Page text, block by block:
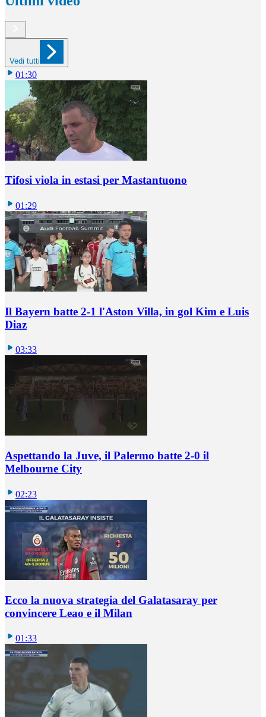
Vedi tutti
01:30
Tifosi viola in estasi per Mastantuono
01:29
Il Bayern batte 2-1 l'Aston Villa, in gol Kim e Luis
Diaz
03:33
Aspettando la Juve, il Palermo batte 2-0 il
Melbourne City
02:23
Ecco la nuova strategia del Galatasaray per
convincere Leao e il Milan
01:33